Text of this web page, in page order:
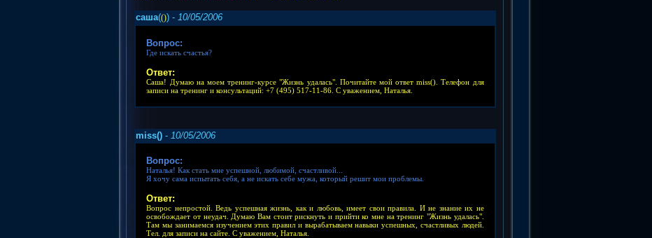
саша(()) - 10/05/2006
Вопрос:
Где искать счастья?
Ответ:
Саша! Думаю на моем тренинг-курсе "Жизнь удалась". Почитайте мой ответ miss(). Телефон для
записи на тренинг и консультаций: +7 (495) 517-11-86. С уважением, Наталья.
miss() - 10/05/2006
Вопрос:
Наталья! Как стать мне успешной, любимой, счастливой...
Я хочу сама испытать себя, а не искать себе мужа, который решит мои проблемы.
Ответ:
Вопрос непростой. Ведь успешная жизнь, как и любовь, имеет свои правила. И не знание их не
освобождает от неудач. Думаю Вам стоит рискнуть и прийти ко мне на тренинг "Жизнь удалась".
Там мы занимаемся изучением этих правил и вырабатываем навыки успешных, счастливых людей.
Тел. для записи на сайте . С уважением, Наталья.